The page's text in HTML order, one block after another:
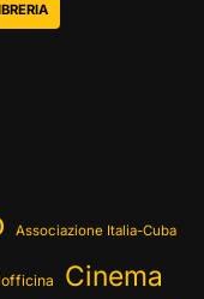
Associazione Italia-Cuba
Cinema